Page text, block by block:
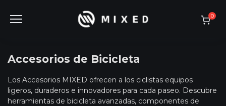
content
0
Accesorios de Bicicleta
Los Accesorios MIXED ofrecen a los ciclistas equipos
ligeros, duraderos e innovadores para cada paseo. Descubre
herramientas de bicicleta avanzadas, componentes de